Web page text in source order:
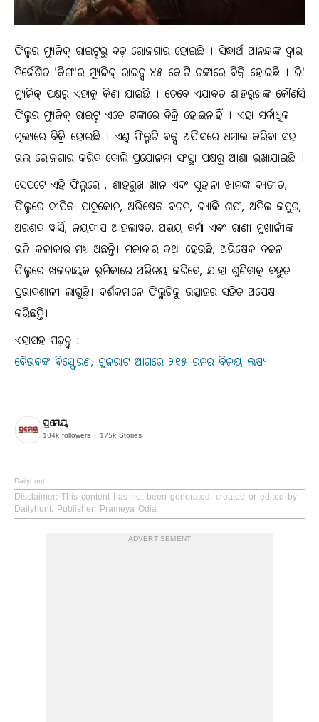
ଫିଲ୍ମର ମ୍ୟୁଜିକ୍ ରାଇଟ୍ସରୁ ବଡ଼ ରୋଜଗାର ହୋଇଛି । ସିଦ୍ଧାର୍ଥ ଆନନ୍ଦଙ୍କ ଦ୍ବାରା
ନିର୍ଦ୍ଦେଶିତ 'କିଙ୍ଗ'ର ମ୍ୟୁଜିଜ୍ ରାଇଟ୍ସ ୪୫ କୋଟି ଟଙ୍କାରେ ବିକ୍ରି ହୋଇଛି । ଜି'
ମ୍ୟୁଜିକ୍ ପକ୍ଷରୁ ଏହାକୁ କିଣା ଯାଇଛି । ତେବେ ଏଯାବତ ଶାହରୁଖଙ୍କ କୌଣସି
ଫିଲ୍ମର ମ୍ୟୁଜିକ୍ ରାଇଟ୍ସ ଏତେ ଟଙ୍କାରେ ବିକ୍ରି ହୋଇନାହିଁ । ଏହା ସର୍ବାଧିକ
ମୂଲ୍ୟରେ ବିକ୍ରି ହୋଇଛି । ଏଣୁ ଫିଲ୍ମଟି ବକ୍ସ ଅଫିସରେ ଧମାଲ କରିବା ସହ
ଭଲ ରୋଜଗାର କରିବ ବୋଲି ପ୍ରଯୋଜନା ସଂସ୍ଥା ପକ୍ଷରୁ ଆଶା ରଖାଯାଇଛି ।
ସେପଟେ ଏହି ଫିଲ୍ମରେ , ଶାହରୁଖ ଖାନ ଏବଂ ସୁହାନା ଖାନଙ୍କ ବ୍ୟତୀତ,
ଫିଲ୍ମରେ ଦୀପିକା ପାଦୁକୋନ, ଅଭିଷେକ ବଚ୍ଚନ, ଜ୍ୟାକି ଶ୍ରଫ, ଅନିଲ କପୁର,
ଅରଶଦ ୱାର୍ସି, ଜୟଦୀପ ଆହଲାୱତ, ଅଭୟ ବର୍ମା ଏବଂ ରାଣୀ ମୁଖାର୍ଜୀଙ୍କ
ଭଳି କଳାକାର ମଧ୍ୟ ଅଛନ୍ତି। ମଜାଦାର କଥା ହେଉଛି, ଅଭିଷେକ ବଚ୍ଚନ
ଫିଲ୍ମରେ ଖଳନାୟକ ଭୂମିକାରେ ଅଭିନୟ କରିବେ, ଯାହା ଶୁଣିବାକୁ ବହୁତ
ପ୍ରଭାବଶାଳୀ ଲାଗୁଛି। ଦର୍ଶକମାନେ ଫିଲ୍ମଟିକୁ ଉତ୍ସାହର ସହିତ ଅପେକ୍ଷା
କରିଛନ୍ତି।
ଏହାସହ ପଢ଼ନ୍ତୁ :
ବୈଭବଙ୍କ ବିସ୍ଫୋରଣ, ଗୁଜରାଟ ଆଗରେ ୨୧୫ ରନର ବିଜୟ ଲକ୍ଷ୍ୟ
ପ୍ରମେୟ
104k followers 175k Stories
Dailyhunt
Disclaimer: This content has not been generated, created or edited by
Dailyhunt. Publisher: Prameya Odia
ADVERTISEMENT